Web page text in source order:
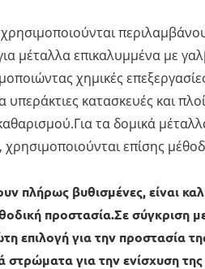
μέταλλα επικαλυμμένα με
χημικές
κατασκευές και
τα δομικά
επίσης
πλήρως βυθισμένες, είναι
προστασία.Σε σύγκριση
επιλογή για την προστασία
στρώματα για την ενίσχυση